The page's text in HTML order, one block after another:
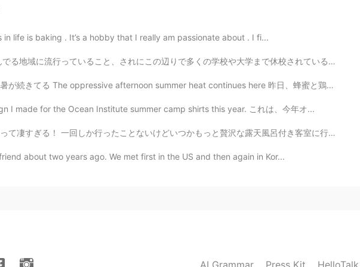
語でもあるし、日本語に訳すのが難しいですね🤔
う！勉強になりました！
2020.12.11 14:03
「・・呼ばわりされた」としてはいかがでしょうか。より自然になるかと思
life is baking . It’s a hobby that I really am passionate about . I fi...
と、されにこの辺りで多くの学校や大学まで休校されていることが発表されました。 しかし、俺の成績証明書がついに日本に届いたみたいで今年は日本に引っ越す...
てる The oppressive afternoon summer heat continues here 昨日、蜂蜜と鶏も喉が渇いたそう Yesterday,...
I made for the Ocean Institute summer camp shirts this year. これは、今年オ...
行ったことないけどいつかもっと贅沢な露天風呂付き客室に行ってみたいなぁ〜♨️穏やかな気持ちで過ごせると思う〜 早くコロナが収まるといいね😅旅行に行きたい！
about two years ago. We met first in the US and then again in Kor...
AI Grammar Press Kit